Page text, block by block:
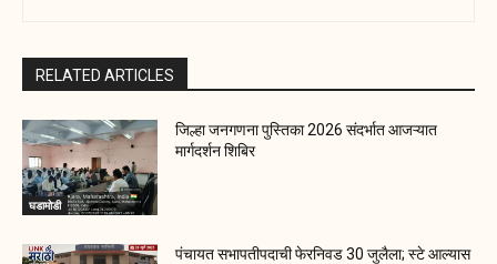
RELATED ARTICLES
घडामोडी
जिल्हा जनगणना पुस्तिका 2026 संदर्भात आजऱ्यात
मार्गदर्शन शिबिर
पंचायत सभापतीपदाची फेरनिवड 30 जुलैला; स्टे आल्यास